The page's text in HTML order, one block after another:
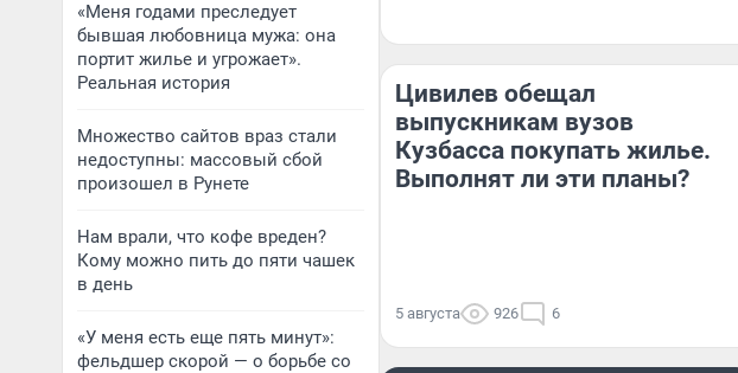
«Меня годами преследует
бывшая любовница мужа: она
портит жилье и угрожает».
Реальная история
Множество сайтов враз стали
недоступны: массовый сбой
произошел в Рунете
Нам врали, что кофе вреден?
Кому можно пить до пяти чашек
в день
«У меня есть еще пять минут»:
фельдшер скорой — о борьбе со
Цивилев обещал
выпускникам вузов
Кузбасса покупать жилье.
Выполнят ли эти планы?
5 августа 926 6